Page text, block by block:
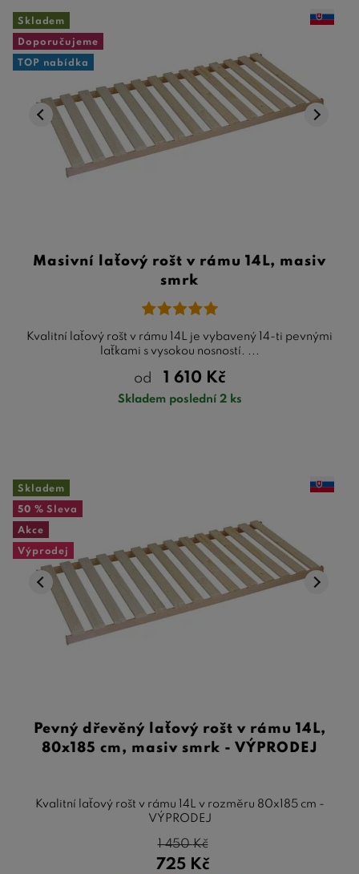
Skladem
Doporučujeme
TOP nabídka
Masivní laťový rošt v rámu 14L, masiv
smrk
Kvalitní laťový rošt v rámu 14L je vybavený 14-ti pevnými
laťkami s vysokou nosností. ...
od 1 610 Kč
Skladem poslední 2 ks
Skladem
50 % Sleva
Akce
Výprodej
Pevný dřevěný laťový rošt v rámu 14L,
80x185 cm, masiv smrk - VÝPRODEJ
Kvalitní laťový rošt v rámu 14L v rozměru 80x185 cm -
VÝPRODEJ
725 Kč
1 450Kč